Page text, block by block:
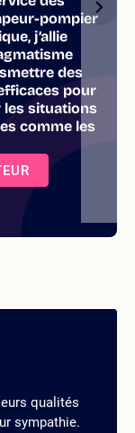
pompier
j’allie
des
pour
situations
comme les
qualités
sympathie.